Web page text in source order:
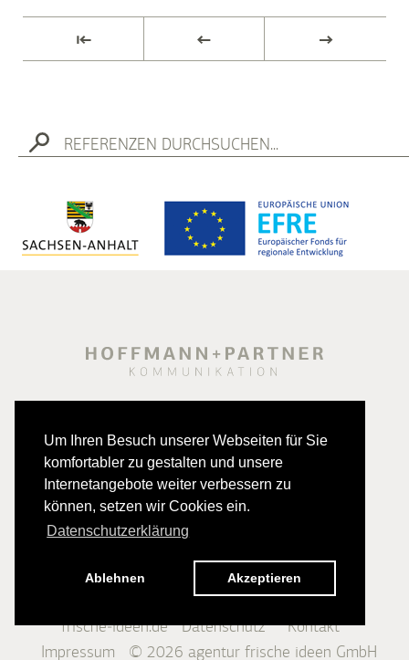
Um Ihren Besuch unserer Webseiten für Sie
komfortabler zu gestalten und unsere
Internetangebote weiter verbessern zu
können, setzen wir Cookies ein.
Datenschutzerklärung
Ablehnen Akzeptieren
⇤ ← →
frische-ideen.de Datenschutz
Kontakt
Impressum
© 2026 agentur frische ideen GmbH